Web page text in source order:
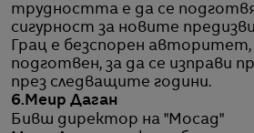
трудността е да се
сигурност за новите
Грац е безспорен
подготвен, за да се изправи
през следващите години.
6.Меир Даган
Бивш директор на "Мосад"